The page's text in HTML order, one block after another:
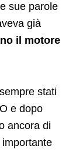
sue parole
già
il motore
stati
e dopo
ancora di